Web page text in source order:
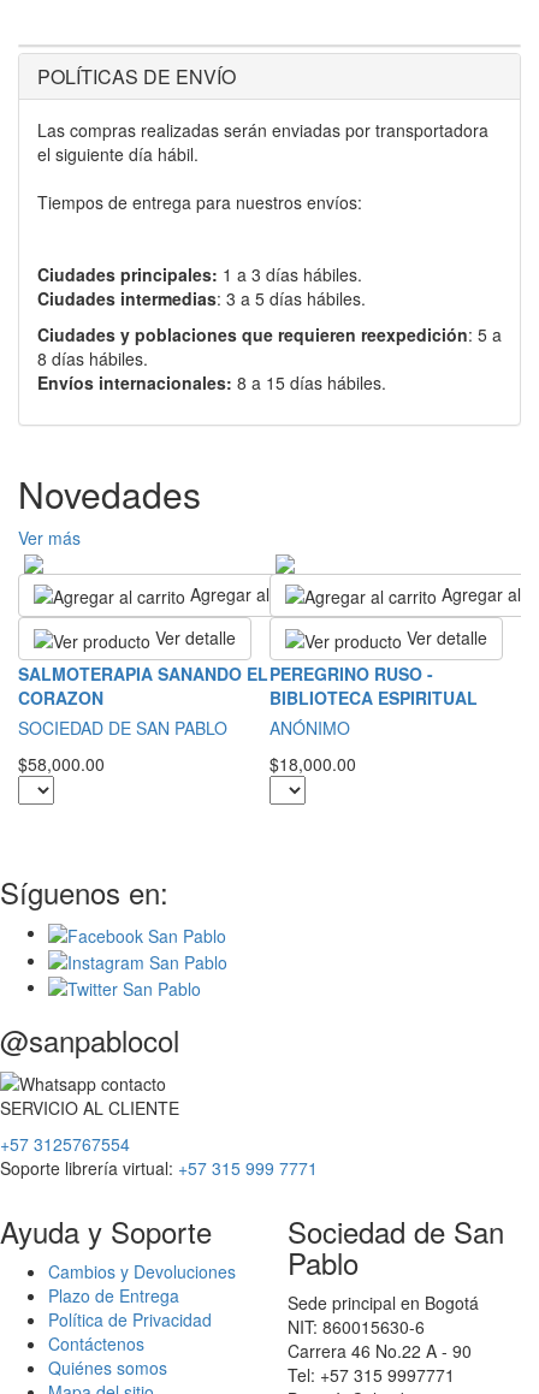
POLÍTICAS DE ENVÍO
Las compras realizadas serán enviadas por transportadora
el siguiente día hábil.
Tiempos de entrega para nuestros envíos:
Ciudades principales: 1 a 3 días hábiles.
Ciudades intermedias: 3 a 5 días hábiles.
Ciudades y poblaciones que requieren reexpedición: 5 a
8 días hábiles.
Envíos internacionales: 8 a 15 días hábiles.
Novedades
Ver más
Agregar al carrito
Ver detalle
SALMOTERAPIA SANANDO EL
CORAZON
SOCIEDAD DE SAN PABLO
$58,000.00
Agregar al
Ver detalle
PEREGRINO RUSO -
BIBLIOTECA ESPIRITUAL
ANÓNIMO
$18,000.00
Síguenos en:
@sanpablocol
SERVICIO AL CLIENTE
+57 3125767554
Soporte librería virtual: +57 315 999 7771
Ayuda y Soporte
Cambios y Devoluciones
Plazo de Entrega
Política de Privacidad
Contáctenos
Quiénes somos
Sociedad de San
Pablo
Sede principal en Bogotá
NIT: 860015630-6
Carrera 46 No.22 A - 90
Tel: +57 315 9997771